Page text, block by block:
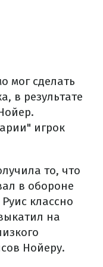
мог сделать
в результате
игрок
то, что
в обороне
классно
на
Нойеру.